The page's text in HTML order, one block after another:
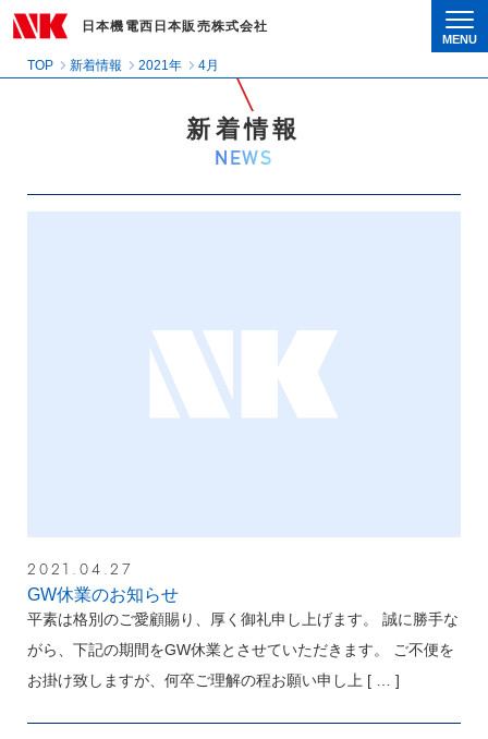
日本機電西日本販売株式会社
MENU
TOP 新着情報 2021年 4月
新着情報
NEWS
2021.04.27
GW休業のお知らせ
平素は格別のご愛顧賜り、厚く御礼申し上げます。 誠に勝手な
がら、下記の期間をGW休業とさせていただきます。 ご不便を
お掛け致しますが、何卒ご理解の程お願い申し上 [ … ]